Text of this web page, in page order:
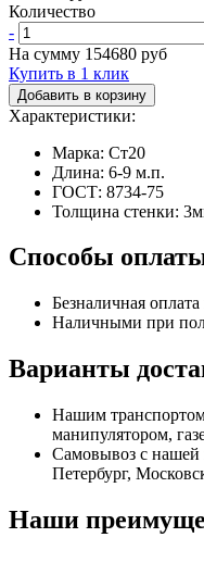
Количество
-
На сумму 154680 руб
Купить в 1 клик
Добавить в корзину
Характеристики:
Марка: Ст20
Длина: 6-9 м.п.
ГОСТ: 8734-75
Толщина стенки:
Способы
Безналичная
Наличными при
Варианты
Нашим
манипулятором,
Самовывоз с нашей
Петербург,
Наши